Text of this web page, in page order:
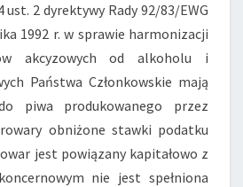
STAWKI
AKCYZY?
ust. 2 dyrektywy Rady 92/83/EWG
1992 r. w sprawie harmonizacji
akcyzowych od alkoholu i
Państwa Członkowskie mają
piwa produkowanego przez
obniżone stawki podatku
jest powiązany kapitałowo z
nie jest spełniona